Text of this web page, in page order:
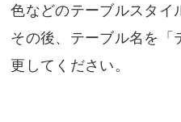
色などのテーブルスタイ
その後、テーブル名を「
更してください。